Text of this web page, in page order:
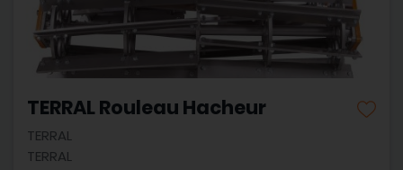
TERRAL Rouleau Hacheur
TERRAL
TERRAL